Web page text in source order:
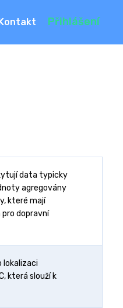
Přihlášení
data typicky
agregovány
které mají
dopravní
lokalizaci
která slouží k